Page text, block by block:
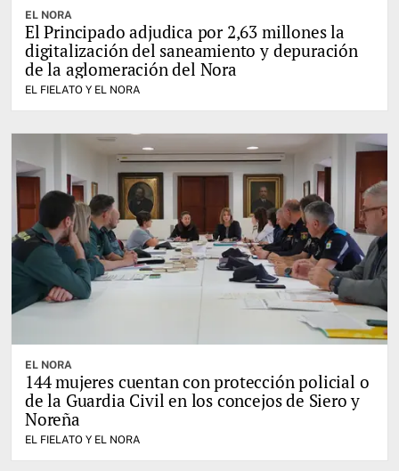
EL NORA
El Principado adjudica por 2,63 millones la
digitalización del saneamiento y depuración
de la aglomeración del Nora
EL FIELATO Y EL NORA
EL NORA
144 mujeres cuentan con protección policial o
de la Guardia Civil en los concejos de Siero y
Noreña
EL FIELATO Y EL NORA